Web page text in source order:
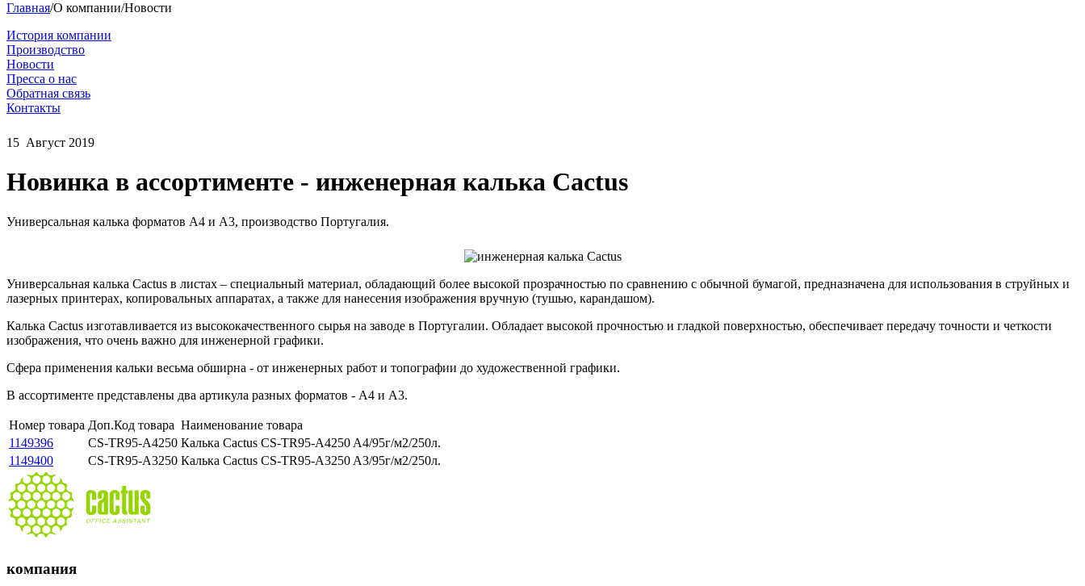
Главная/О компании/Новости
История компании
Производство
Новости
Пресса о нас
Обратная связь
Контакты
15 Август 2019
Новинка в ассортименте - инженерная калька Cactus
Универсальная калька форматов А4 и А3, производство Португалия.
Универсальная калька Cactus в листах – специальный материал, обладающий более высокой прозрачностью по сравнению с обычной бумагой, предназначена для использования в струйных и
лазерных принтерах, копировальных аппаратах, а также для нанесения изображения вручную (тушью, карандашом).
Калька Cactus изготавливается из высококачественного сырья на заводе в Португалии. Обладает высокой прочностью и гладкой поверхностью, обеспечивает передачу точности и четкости
изображения, что очень важно для инженерной графики.
Сфера применения кальки весьма обширна - от инженерных работ и топографии до художественной графики.
В ассортименте представлены два артикула разных форматов - А4 и А3.
Номер товара Доп.Код товара Наименование товара
1149396
CS-TR95-A4250 Калька Cactus CS-TR95-A4250 A4/95г/м2/250л.
1149400
CS-TR95-A3250 Калька Cactus CS-TR95-A3250 A3/95г/м2/250л.
компания